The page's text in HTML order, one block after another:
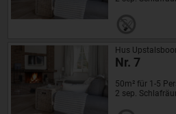
Hus
Nr. 7
50m² für 1-5
2 sep.